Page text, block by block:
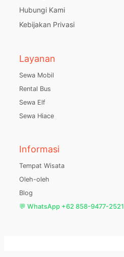
Hubungi Kami
Kebijakan Privasi
Layanan
Sewa Mobil
Rental Bus
Sewa Elf
Sewa Hiace
Informasi
Tempat Wisata
Oleh-oleh
Blog
💬 WhatsApp +62 858-9477-2521